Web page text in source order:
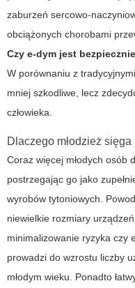
zaburzeń sercowo-
obciążonych chorobami
Czy e-dym jest
W porównaniu z
mniej szkodliwe, lecz
człowieka.
Dlaczego młodzież
Coraz więcej młodych osób
postrzegając go jako
wyrobów tytoniowych.
niewielkie rozmiary
minimalizowanie ryzyka czy
prowadzi do wzrostu liczby
młodym wieku. Ponadto